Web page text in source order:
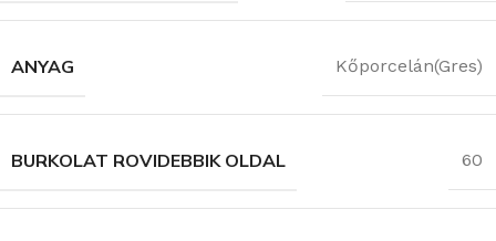
ANYAG Kőporcelán(Gres)
BURKOLAT ROVIDEBBIK OLDAL 60